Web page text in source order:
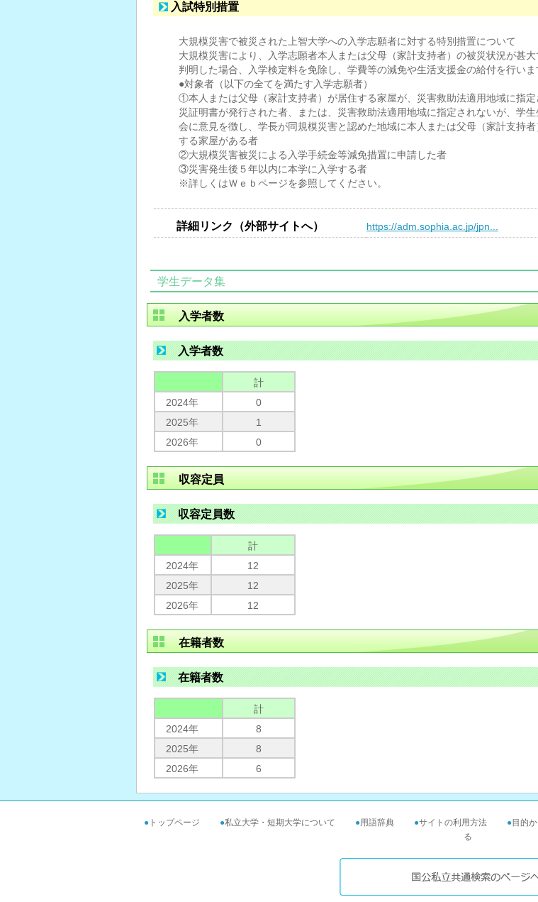
入試特別措置
大規模災害で被災された上智大学への入学志願者に対する特別措置について
大規模災害により、入学志願者本人または父母（家計支持者）の被災状況が甚大
判明した場合、入学検定料を免除し、学費等の減免や生活支援金の給付を行いま
●対象者（以下の全てを満たす入学志願者）
①本人または父母（家計支持者）が居住する家屋が、災害救助法適用地域に指定
災証明書が発行された者、または、災害救助法適用地域に指定されないが、学生
会に意見を徴し、学長が同規模災害と認めた地域に本人または父母（家計支持者
する家屋がある者
②大規模災害被災による入学手続金等減免措置に申請した者
③災害発生後５年以内に本学に入学する者
※詳しくはＷｅｂページを参照してください。
詳細リンク（外部サイトへ） https://adm.sophia.ac.jp/jpn...
学生データ集
入学者数
入学者数
計
2024年
0
2025年
1
2026年
0
収容定員
収容定員数
計
2024年
12
2025年
12
2026年
12
在籍者数
在籍者数
計
2024年
8
2025年
8
2026年
6
● トップページ ●私立大学・短期大学について ●用語辞典 ●サイトの利用方法 ●目的
る